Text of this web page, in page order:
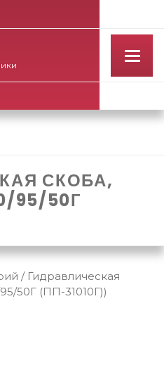
СКОБА,
95/50Г
/ Гидравлическая
50Г (ПП-31010Г))